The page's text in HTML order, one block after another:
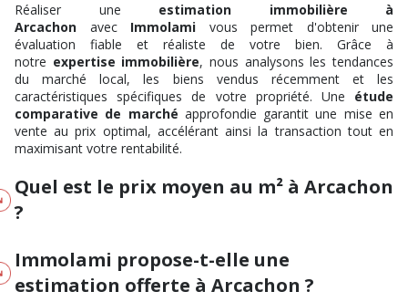
Réaliser une estimation immobilière à
Arcachon avec Immolami vous permet d'obtenir une
évaluation fiable et réaliste de votre bien. Grâce à
notre expertise immobilière, nous analysons les tendances
du marché local, les biens vendus récemment et les
caractéristiques spécifiques de votre propriété. Une étude
comparative de marché approfondie garantit une mise en
vente au prix optimal, accélérant ainsi la transaction tout en
maximisant votre rentabilité.
Quel est le prix moyen au m² à Arcachon
?
Immolami propose-t-elle une
estimation offerte à Arcachon ?